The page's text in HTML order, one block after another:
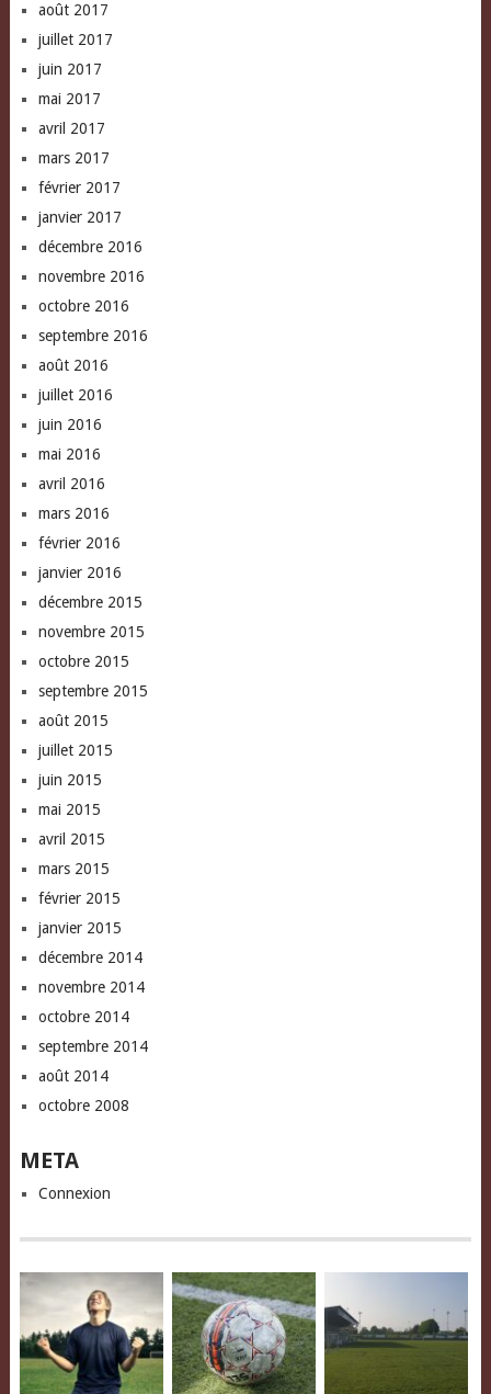
août 2017
juillet 2017
juin 2017
mai 2017
avril 2017
mars 2017
février 2017
janvier 2017
décembre 2016
novembre 2016
octobre 2016
septembre 2016
août 2016
juillet 2016
juin 2016
mai 2016
avril 2016
mars 2016
février 2016
janvier 2016
décembre 2015
novembre 2015
octobre 2015
septembre 2015
août 2015
juillet 2015
juin 2015
mai 2015
avril 2015
mars 2015
février 2015
janvier 2015
décembre 2014
novembre 2014
octobre 2014
septembre 2014
août 2014
octobre 2008
META
Connexion